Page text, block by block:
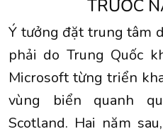
TRƯỚC
Ý tưởng đặt trung tâm
phải do Trung Quốc
Microsoft từng triển
vùng biển quanh
Scotland. Hai năm